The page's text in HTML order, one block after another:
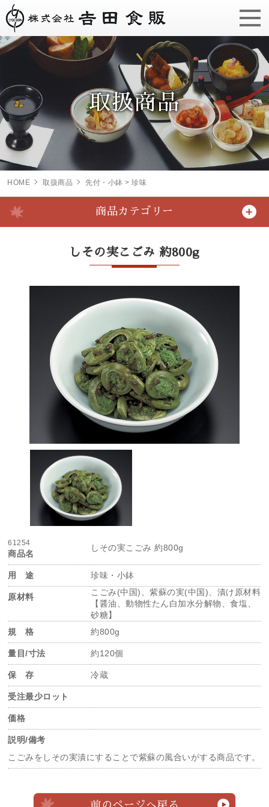
取扱商品
HOME 取扱商品 先付・小鉢 > 珍味
商品カテゴリー
しその実こごみ 約800g
61254
商品名
しその実こごみ 約800g
用 途 珍味・小鉢
原材料
こごみ(中国)、紫蘇の実(中国)、漬け原材料
【醤油、動物性たん白加水分解物、食塩、
砂糖】
規 格
約800g
量目/寸法 約120個
保 存 冷蔵
受注最少ロット
価格
説明/備考
こごみをしその実漬にすることで紫蘇の風合いがする商品です。